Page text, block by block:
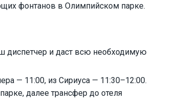
фонтанов в Олимпийском парке.
диспетчер и даст всю необходимую
— 11:00, из Сириуса — 11:30–12:00.
далее трансфер до отеля